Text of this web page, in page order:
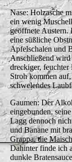
Nase: Holzasche
ein wenig
geöffnete Austern.
eine süßliche
Apfelschalen und
Anschließend wird
dreckiger, feuchter
Stroh kommen
schwelendes
Gaumen: Der
eingebunden,
Lagg dennoch
und Banane mit
Grappa, die
Dahinter finde ich
dunkle